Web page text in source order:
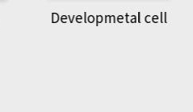
Developmetal cell